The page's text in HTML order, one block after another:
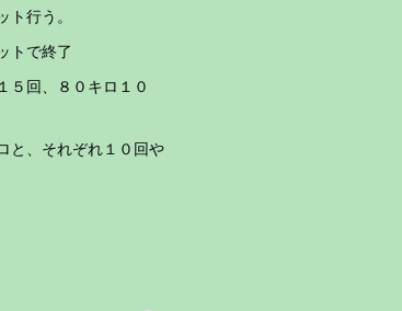
行う。
トで終了
５回、８０キロ１０
と、それぞれ１０回や